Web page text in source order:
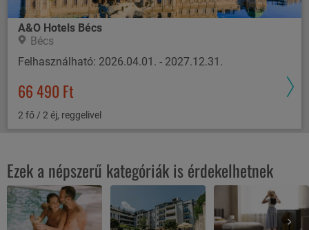
A&O Hotels Bécs
Bécs
Felhasználható: 2026.04.01. - 2027.12.31.
66 490 Ft
2 fő / 2 éj, reggelivel
Ezek a népszerű kategóriák is érdekelhetnek